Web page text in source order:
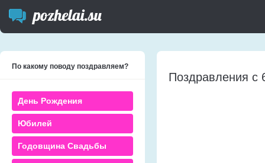
По какому поводу поздравляем?
День Рождения
Юбилей
Годовщина Свадьбы
Поздравления с